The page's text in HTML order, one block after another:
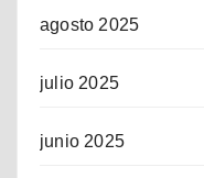
agosto 2025
julio 2025
junio 2025